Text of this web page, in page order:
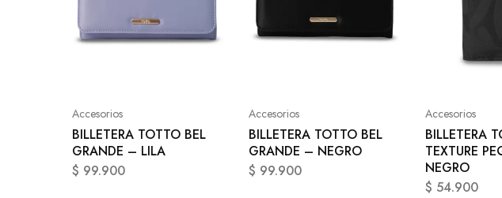
Accesorios
BILLETERA TOTTO BEL
GRANDE – LILA
$ 99.900
Accesorios
BILLETERA TOTTO BEL
GRANDE – NEGRO
$ 99.900
Accesorios
BILLETERA
TEXTURE
NEGRO
$ 54.900